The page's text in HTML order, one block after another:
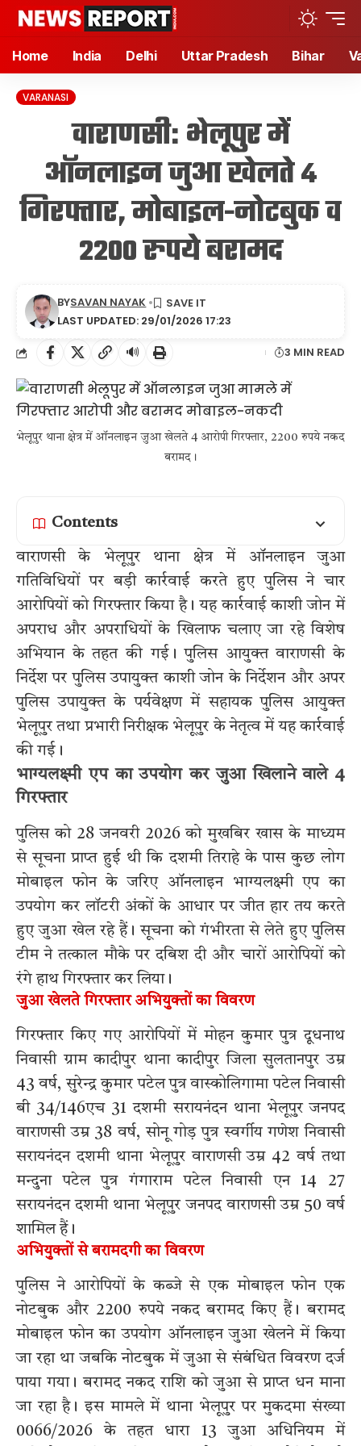
Home India Delhi Uttar Pradesh Bihar
VARANASI
वाराणसी: भेलूपुर में
ऑनलाइन जुआ खेलते 4
गिरफ्तार, मोबाइल-नोटबुक व
2200 रुपये बरामद
LAST UPDATED: 29/01/2026 17:23
BYSAVAN NAYAK
🔊 3 MIN READ
भेलूपुर थाना क्षेत्र में ऑनलाइन जुआ खेलते 4 आरोपी गिरफ्तार, 2200 रुपये नकद
बरामद।
Contents
वाराणसी के भेलूपुर थाना क्षेत्र में ऑनलाइन जुआ
गतिविधियों पर बड़ी कार्रवाई करते हुए पुलिस ने चार
आरोपियों को गिरफ्तार किया है। यह कार्रवाई काशी जोन में
अपराध और अपराधियों के खिलाफ चलाए जा रहे विशेष
अभियान के तहत की गई। पुलिस आयुक्त वाराणसी के
निर्देश पर पुलिस उपायुक्त काशी जोन के निर्देशन और अपर
पुलिस उपायुक्त के पर्यवेक्षण में सहायक पुलिस आयुक्त
भेलूपुर तथा प्रभारी निरीक्षक भेलूपुर के नेतृत्व में यह कार्रवाई
की गई।
भाग्यलक्ष्मी एप का उपयोग कर जुआ खिलाने वाले 4
गिरफ्तार
पुलिस को 28 जनवरी 2026 को मुखबिर खास के माध्यम
से सूचना प्राप्त हुई थी कि दशमी तिराहे के पास कुछ लोग
मोबाइल फोन के जरिए ऑनलाइन भाग्यलक्ष्मी एप का
उपयोग कर लॉटरी अंकों के आधार पर जीत हार तय करते
हुए जुआ खेल रहे हैं। सूचना को गंभीरता से लेते हुए पुलिस
टीम ने तत्काल मौके पर दबिश दी और चारों आरोपियों को
रंगे हाथ गिरफ्तार कर लिया।
जुआ खेलते गिरफ्तार अभियुक्तों का विवरण
गिरफ्तार किए गए आरोपियों में मोहन कुमार पुत्र दूधनाथ
निवासी ग्राम कादीपुर थाना कादीपुर जिला सुलतानपुर उम्र
43 वर्ष, सुरेन्द्र कुमार पटेल पुत्र वास्कोलिगामा पटेल निवासी
बी 34/146एच 31 दशमी सरायनंदन थाना भेलूपुर जनपद
वाराणसी उम्र 38 वर्ष, सोनू गोड़ पुत्र स्वर्गीय गणेश निवासी
सरायनंदन दशमी थाना भेलूपुर वाराणसी उम्र 42 वर्ष तथा
मन्दुना पटेल पुत्र गंगाराम पटेल निवासी एन 14 27
सरायनंदन दशमी थाना भेलूपुर जनपद वाराणसी उम्र 50 वर्ष
शामिल हैं।
अभियुक्तों से बरामदगी का विवरण
पुलिस ने आरोपियों के कब्जे से एक मोबाइल फोन एक
नोटबुक और 2200 रुपये नकद बरामद किए हैं। बरामद
मोबाइल फोन का उपयोग ऑनलाइन जुआ खेलने में किया
जा रहा था जबकि नोटबुक में जुआ से संबंधित विवरण दर्ज
पाया गया। बरामद नकद राशि को जुआ से प्राप्त धन माना
जा रहा है। इस मामले में थाना भेलूपुर पर मुकदमा संख्या
0066/2026 के तहत धारा 13 जुआ अधिनियम में